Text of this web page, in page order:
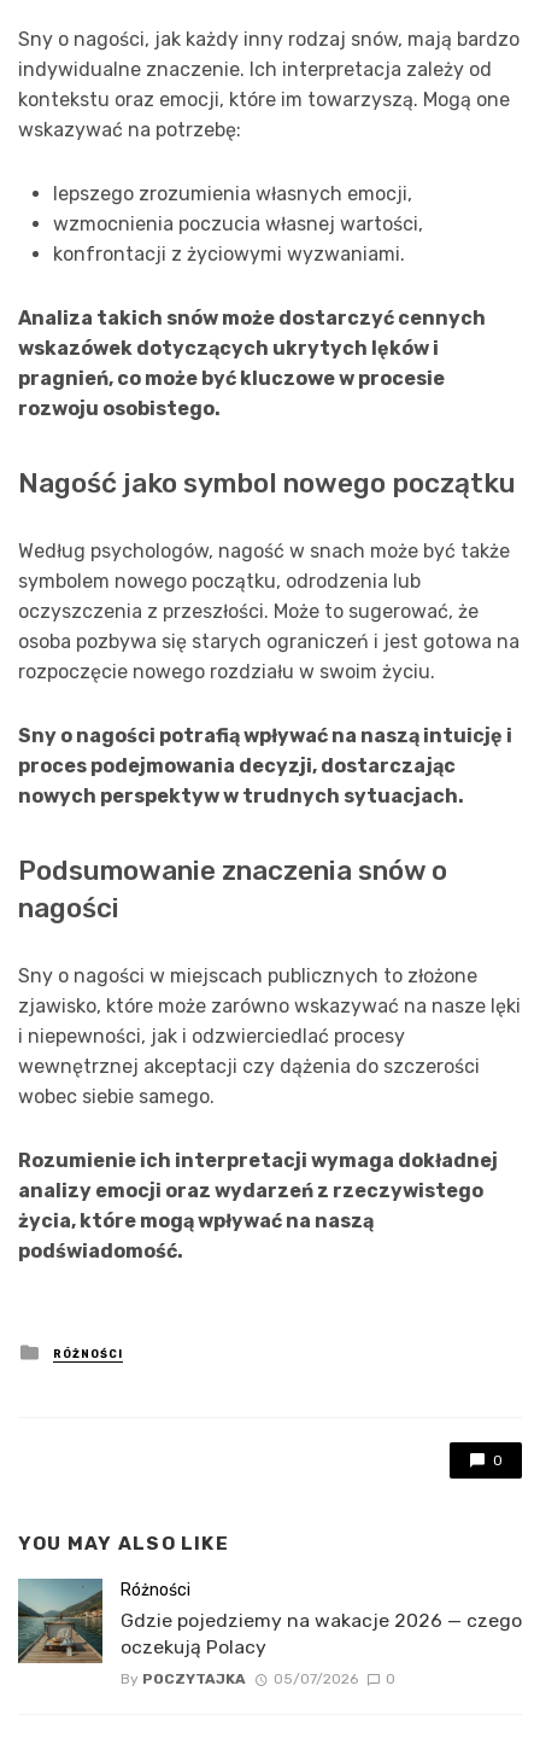
Sny o nagości, jak każdy inny rodzaj snów, mają bardzo
indywidualne znaczenie. Ich interpretacja zależy od
kontekstu oraz emocji, które im towarzyszą. Mogą one
wskazywać na potrzebę:
lepszego zrozumienia własnych emocji,
wzmocnienia poczucia własnej wartości,
konfrontacji z życiowymi wyzwaniami.
Analiza takich snów może dostarczyć cennych
wskazówek dotyczących ukrytych lęków i
pragnień, co może być kluczowe w procesie
rozwoju osobistego.
Nagość jako symbol nowego początku
Według psychologów, nagość w snach może być także
symbolem nowego początku, odrodzenia lub
oczyszczenia z przeszłości. Może to sugerować, że
osoba pozbywa się starych ograniczeń i jest gotowa na
rozpoczęcie nowego rozdziału w swoim życiu.
Sny o nagości potrafią wpływać na naszą intuicję i
proces podejmowania decyzji, dostarczając
nowych perspektyw w trudnych sytuacjach.
Podsumowanie znaczenia snów o
nagości
Sny o nagości w miejscach publicznych to złożone
zjawisko, które może zarówno wskazywać na nasze lęki
i niepewności, jak i odzwierciedlać procesy
wewnętrznej akceptacji czy dążenia do szczerości
wobec siebie samego.
Rozumienie ich interpretacji wymaga dokładnej
analizy emocji oraz wydarzeń z rzeczywistego
życia, które mogą wpływać na naszą
podświadomość.
Posted
in
RÓŻNOŚCI
0
YOU MAY ALSO LIKE
Różności
Gdzie pojedziemy na wakacje 2026 — czego
oczekują Polacy
By POCZYTAJKA 05/07/2026 0